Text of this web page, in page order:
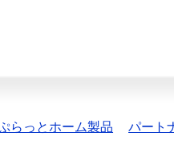
らっとホーム製品 パート